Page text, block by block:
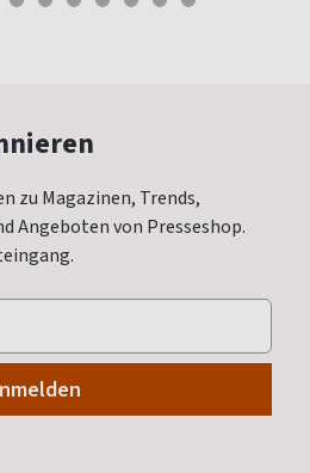
zu Magazinen, Trends,
Angeboten von Presseshop.